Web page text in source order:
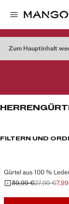
Zum Hauptinhalt
FILTERN UND
Gürtel aus 100 %
Ausgangspreis
39,99 €
Zweiter Preis27,99 €
Aktueller Preis [7,99 € ]